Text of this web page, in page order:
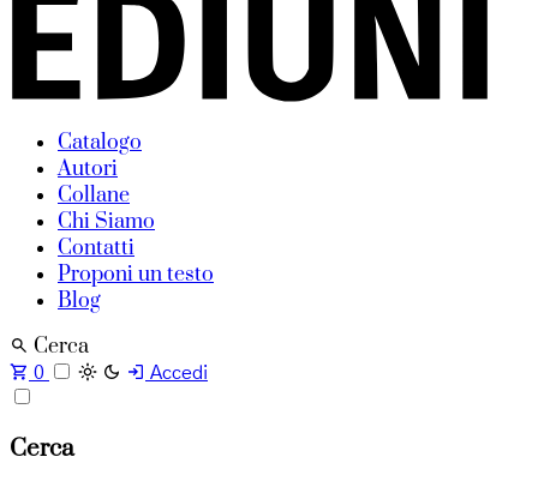
Catalogo
Autori
Collane
Chi Siamo
Contatti
Proponi un testo
Blog
Cerca
0 Accedi
Cerca